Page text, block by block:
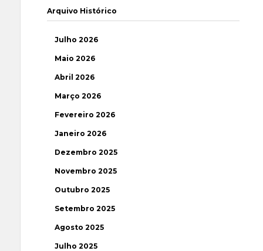
Arquivo Histórico
Julho 2026
Maio 2026
Abril 2026
Março 2026
Fevereiro 2026
Janeiro 2026
Dezembro 2025
Novembro 2025
Outubro 2025
Setembro 2025
Agosto 2025
Julho 2025